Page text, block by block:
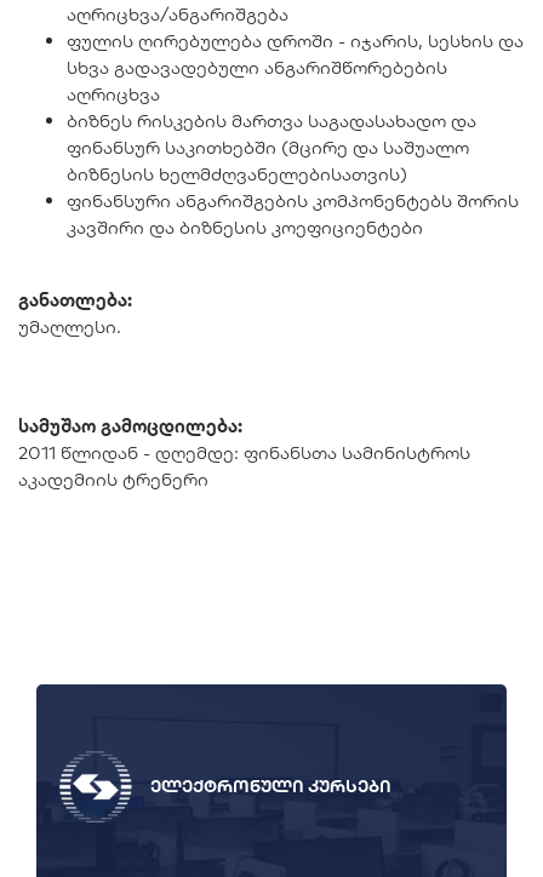
აღრიცხვა/ანგარიშგება
ფულის ღირებულება დროში - იჯარის, სესხის და
სხვა გადავადებული ანგარიშწორებების
აღრიცხვა
ბიზნეს რისკების მართვა საგადასახადო და
ფინანსურ საკითხებში (მცირე და საშუალო
ბიზნესის ხელმძღვანელებისათვის)
ფინანსური ანგარიშგების კომპონენტებს შორის
კავშირი და ბიზნესის კოეფიციენტები
განათლება:
უმაღლესი.
სამუშაო გამოცდილება:
2011 წლიდან - დღემდე: ფინანსთა სამინისტროს
აკადემიის ტრენერი
ელექტრონული კურსები